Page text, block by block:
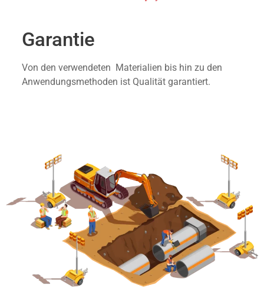
Garantie
Von den verwendeten Materialien bis hin zu den
Anwendungsmethoden ist Qualität garantiert.